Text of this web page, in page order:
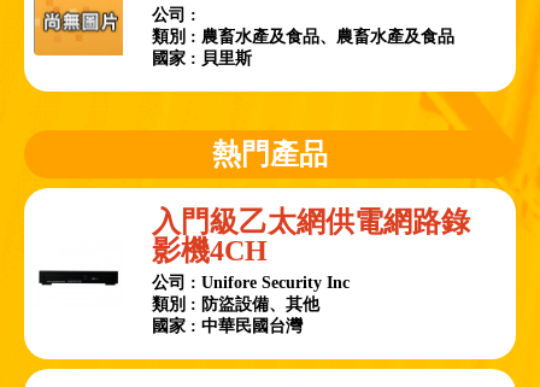
公司 :
類別 : 農畜水產及食品、農畜水產及食品
國家 : 貝里斯
熱門產品
入門級乙太網供電網路錄
影機4CH
公司 : Unifore Security Inc
類別 : 防盜設備、其他
國家 : 中華民國台灣